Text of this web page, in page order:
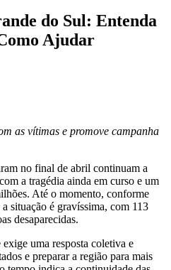
do Sul: Entenda
Ajudar
as vítimas e promove campanha
no final de abril continuam a
a tragédia ainda em curso e um
Até o momento, conforme
situação é gravíssima, com 113
desaparecidas.
uma resposta coletiva e
e preparar a região para mais